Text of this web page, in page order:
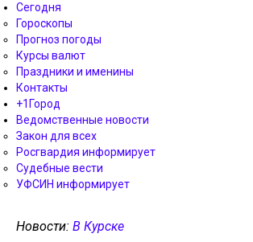
Сегодня
Гороскопы
Прогноз погоды
Курсы валют
Праздники и именины
Контакты
+1Город
Ведомственные новости
Закон для всех
Росгвардия информирует
Судебные вести
УФСИН информирует
Новости: В Курске